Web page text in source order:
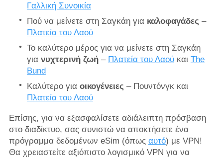
Γαλλική Συνοικία
Πού να μείνετε στη Σαγκάη για καλοφαγάδες –
Πλατεία του Λαού
Το καλύτερο μέρος για να μείνετε στη Σαγκάη
για νυχτερινή ζωή– Πλατεία του Λαούκαι The
Bund
Καλύτερο για οικογένειες – Πουντόνγκ και
Πλατεία του Λαού
Επίσης, για να εξασφαλίσετε αδιάλειπτη πρόσβαση
στο διαδίκτυο, σας συνιστώ να αποκτήσετε ένα
πρόγραμμα δεδομένων eSim (όπως αυτό) με VPN!
Θα χρειαστείτε αξιόπιστο λογισμικό VPN για να